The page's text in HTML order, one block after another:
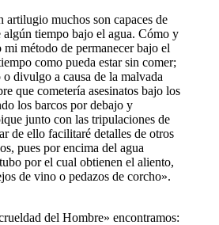
artilugio muchos son capaces de
algún tiempo bajo el agua. Cómo y
método de permanecer bajo el
como pueda estar sin comer;
divulgo a causa de la malvada
que cometería asesinatos bajo los
los barcos por debajo y
junto con las tripulaciones de
de ello facilitaré detalles de otros
pues por encima del agua
por el cual obtienen el aliento,
de vino o pedazos de corcho».
del Hombre» encontramos: